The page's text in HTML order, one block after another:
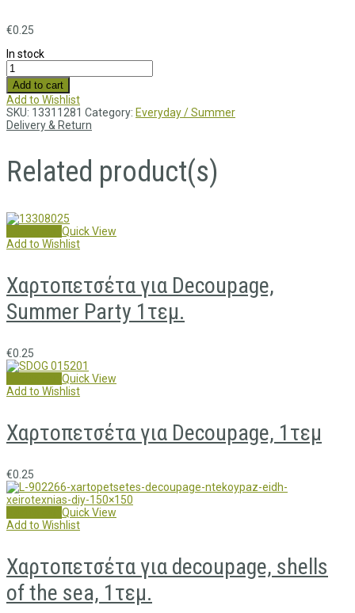
€0.25
In stock
Add to cart
Add to Wishlist
SKU: 13311281 Category: Everyday / Summer
Delivery & Return
Related product(s)
Quick View
Add to Wishlist
Χαρτοπετσέτα για Decoupage,
Summer Party 1τεμ.
€0.25
Quick View
Add to Wishlist
Χαρτοπετσέτα για Decoupage, 1τεμ
€0.25
Quick View
Add to Wishlist
Χαρτοπετσέτα για decoupage, shells
of the sea, 1τεμ.